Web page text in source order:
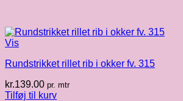
Vis
Rundstrikket rillet rib i okker fv. 315
kr.139.00 pr. mtr
Tilføj til kurv